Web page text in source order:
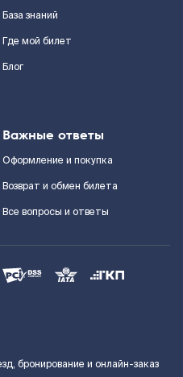
База знаний
Где мой билет
Блог
Важные ответы
Оформление и покупка
Возврат и обмен билета
Все вопросы и ответы
бронирование и онлайн-заказ